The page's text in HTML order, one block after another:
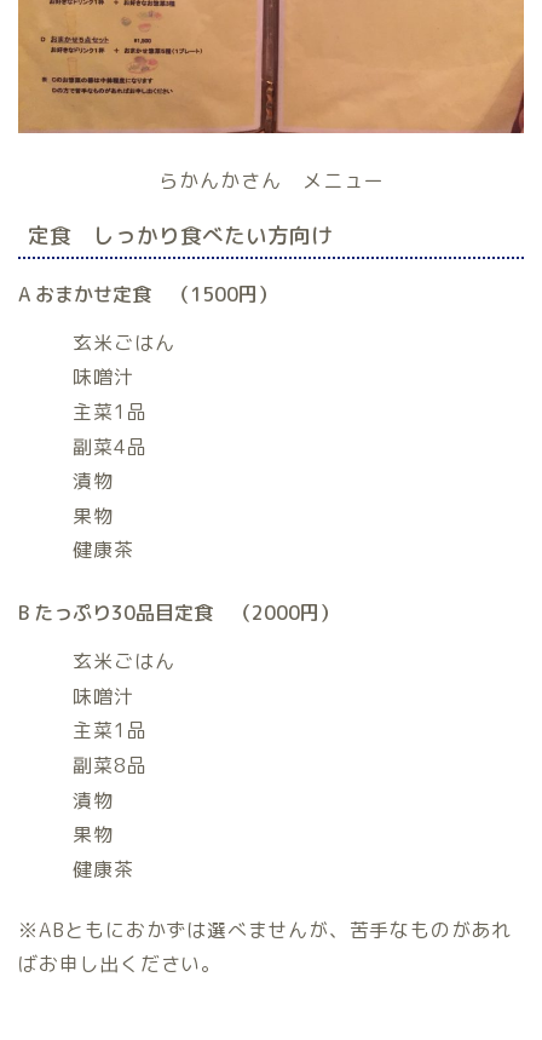
らかんかさん メニュー
定食 しっかり食べたい方向け
A おまかせ定食 （1500円）
玄米ごはん
味噌汁
主菜1品
副菜4品
漬物
果物
健康茶
B たっぷり30品目定食 （2000円）
玄米ごはん
味噌汁
主菜1品
副菜8品
漬物
果物
健康茶
※ABともにおかずは選べませんが、苦手なものがあれ
ばお申し出ください。